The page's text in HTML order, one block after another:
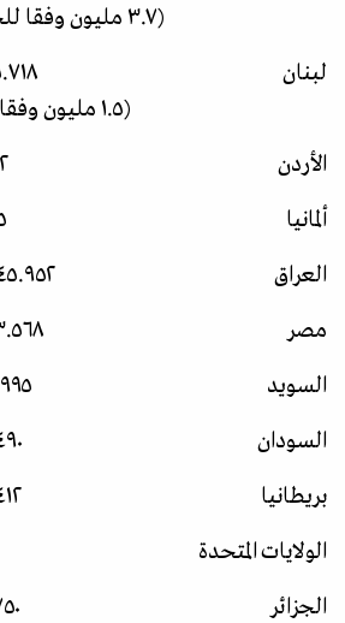
(٣.٧ مليون وفقا للحكومة التركية)
لبنان ٨٢٥.٧١٨
(١.٥ مليون وفقا للحكومة اللبنانية)
الأردن ٦٦٨.٣٣٢
ألمانيا ٦١٦.٣٢٥
العراق ٢٤٥.٩٥٢
مصر ١٣٣.٥٦٨
السويد ١١٤.٩٩٥
السودان ٩٣.٤٩٠
بريطانيا ١١.٤١٢
الولايات المتحدة ٨.٧٠٩
الجزائر ٦.٧٥٠